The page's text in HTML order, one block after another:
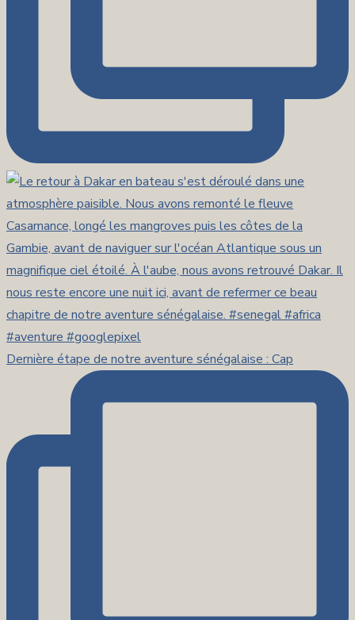
Dernière étape de notre aventure sénégalaise : Cap